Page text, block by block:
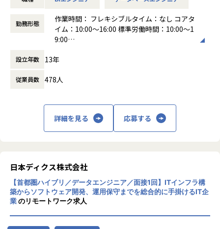
プロジェクトの具体例やホープスの社風が分かる記事を掲載
しております！
是非ご覧ください！
「バックオフィスDX」「ワークをもっとワクワクに」をモッ
バックオフィス業務とそこに関わる人たちの働き方を変えて
企業競争力を向上させることを使命としています。
「ヒトが元気になれば、ビジネスも活性化する。」
当社はクラウドERPの構築・導入コンサルテーションを中心
に、
その他のパッケージ、スクラッチ開発による各種業務システ
ムの開発を手がける会社です。
大企業のお客様のプロジェクトの中核となって推進する役割
を担うことが多いのが特徴です。
ォームをつくる。」というビジョンのもと、
り組んできました。
・IT/Webエンジニア向け転職サービス「Findy」（https://fi
ndy-code.io/）
・経営と開発現場をつなぐAI戦略支援SaaS「Findy Team+」
（https://jp.findy-team.io/）
・開発ツールのレビューサイト「Findy Tools」（https://fin
dy-tools.io/）
・テックカンファレンスのプラットフォーム「Findy Confer
ence」（https://conference.findy-code.io/）
ファインディのサービスは登録ユーザー数20万人、利用企業
2700社以上と、サービスが順調にグロースする傍ら、データ
量も急増中です。
データソリューションチームは、「データとエンジニアリン
せる」というミッションのもと、
築・データパイプラインの設計開発、および全社横断でのデ
ータマネジメントの推進を担っています。
現在は、4名のデータエンジニアで、4つの既存事業それぞれ
に専用のデータ基盤を整備し、最終的にはプロダクト全体で
また、ファインディでは近年新規事業・新プロダクトが継続
加しています。
そのため、データ活用の重要度がこれまで以上に高まり、デ
ータエンジニアリングの需要も急速に拡大している状況で
す。
勤務形態
作業時間： フレキシブルタイム：なし コアタ
イム：10:00〜16:00 標準労働時間：10:00～1
9:00
時間外労働の有無： 有（月平均10時間～30
休憩時間： 60分
設立年数 13年
従業員数 478人
詳細を見る 応募する
日本ディクス株式会社
【首都圏ハイブリ／データエンジニア／面接1回】ITインフラ構
築からソフトウェア開発、運用保守までを総合的に手掛けるIT企
業のリモートワーク求人